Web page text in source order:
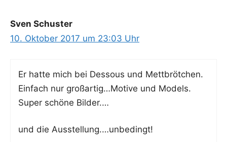
Sven Schuster
10. Oktober 2017 um 23:03 Uhr
Er hat­te mich bei Des­sous und Mettbrötchen.
Ein­fach nur großartig…Motive und Models.
Super schö­ne Bilder.…
und die Ausstellung.…unbedingt!